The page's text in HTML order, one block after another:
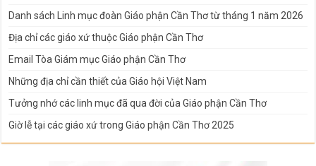
Danh sách Linh mục đoàn Giáo phận Cần Thơ từ tháng 1 năm 2026
Địa chỉ các giáo xứ thuộc Giáo phận Cần Thơ
Email Tòa Giám mục Giáo phận Cần Thơ
Những địa chỉ cần thiết của Giáo hội Việt Nam
Tưởng nhớ các linh mục đã qua đời của Giáo phận Cần Thơ
Giờ lễ tại các giáo xứ trong Giáo phận Cần Thơ 2025